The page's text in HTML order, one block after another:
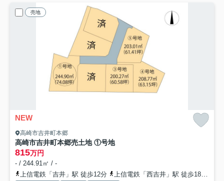
売地
NEW
高崎市吉井町本郷
高崎市吉井町本郷売土地 ①号地
815万円
- / 244.91㎡ / -
上信電鉄「吉井」駅 徒歩12分
上信電鉄「西吉井」駅 徒歩18分